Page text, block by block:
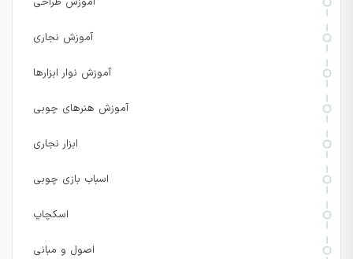
آموزش نجاری
آموزش نوار ابزارها
آموزش هنرهای چوبی
ابزار نجاری
اسباب بازی چوبی
اسکچاپ
اصول و مبانی